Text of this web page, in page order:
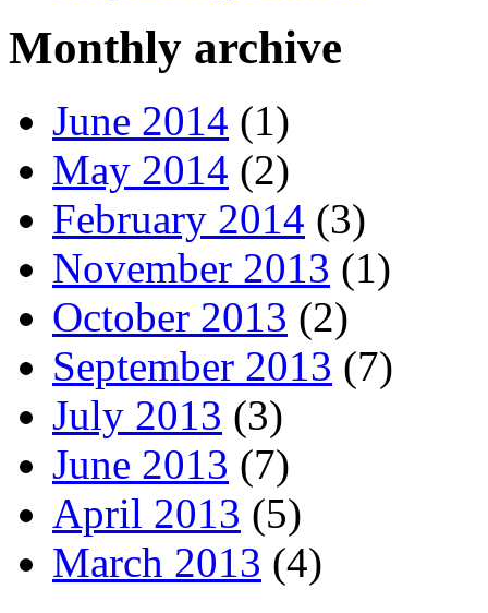
Monthly archive
June 2014 (1)
May 2014 (2)
February 2014 (3)
November 2013 (1)
October 2013 (2)
September 2013 (7)
July 2013 (3)
June 2013 (7)
April 2013 (5)
March 2013 (4)